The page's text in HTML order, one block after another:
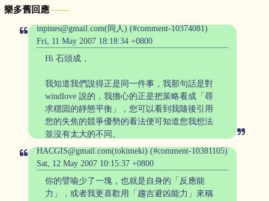
樂多舊回應
inpines@gmail.com(同人) (#comment-10374081)
Fri, 11 May 2007 18:18:34 +0800
Hi 石頭成，
我知道我們說得正是同一件事，我那句話是對
windlove 說的，我擔心的正是把策略看成「尋
求穩固的靜態平衡」，您可以看到我隨後引用
您的失焦的競爭優勢的看法便可知道您我想法
並沒有太大的不同。
HACGIS@gmail.com(tokimeki) (#comment-10381105)
Sat, 12 May 2007 10:15:37 +0800
你的譬喻少了一塊，也就是自身的「反應能
力」，或者我更喜歡用「趨吉避凶能力」來稱